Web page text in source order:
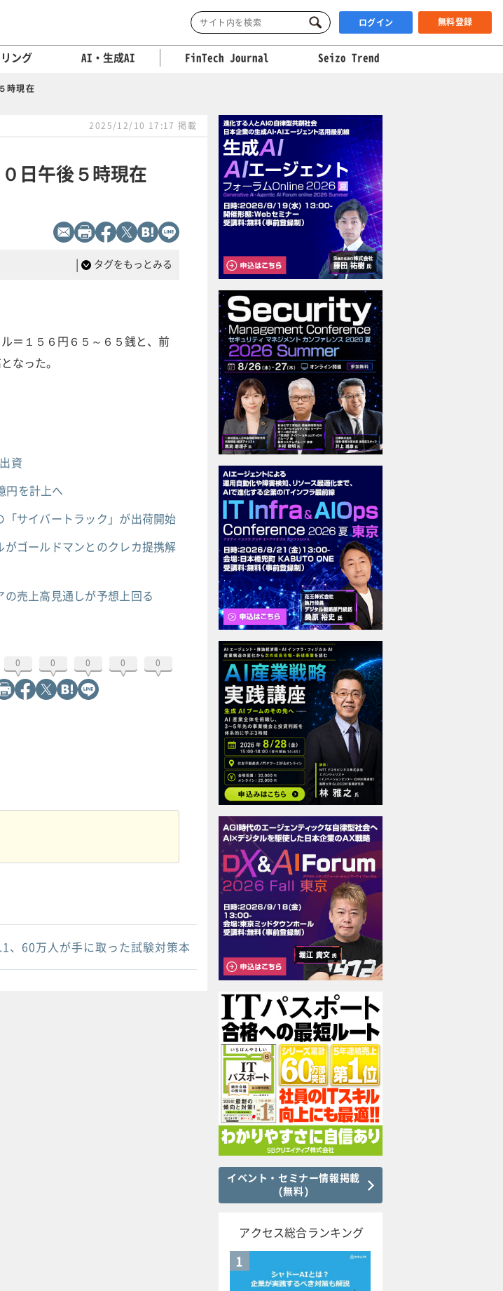
ログイン 無料登録
ング AI・生成AI FinTech Journal Seizo Trend
時現在
2025/12/10 17:17 掲載
日午後５時現在
| タグをもっとみる
＝１５６円６５～６５銭と、前
なった。
資
円を計上へ
サイバートラック」が出荷開始
ゴールドマンとのクレカ提携解
の売上高見通しが予想上回る
0 0 0 0 0
、60万人が手に取った試験対策本
イベント・セミナー情報掲載
(無料)
アクセス総合ランキング
1